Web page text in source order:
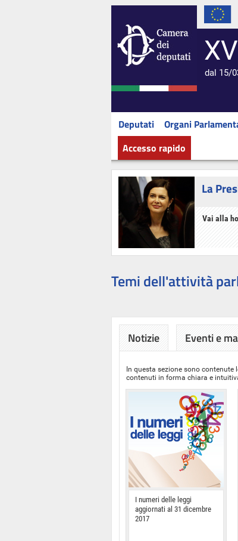
dal 15/
Deputati Organi
Accesso rapido
La
Vai alla
Temi dell'attività
Notizie Eventi e
In questa sezione sono
contenuti in forma chiara e
I numeri delle leggi
aggiornati al 31 dicembre
2017